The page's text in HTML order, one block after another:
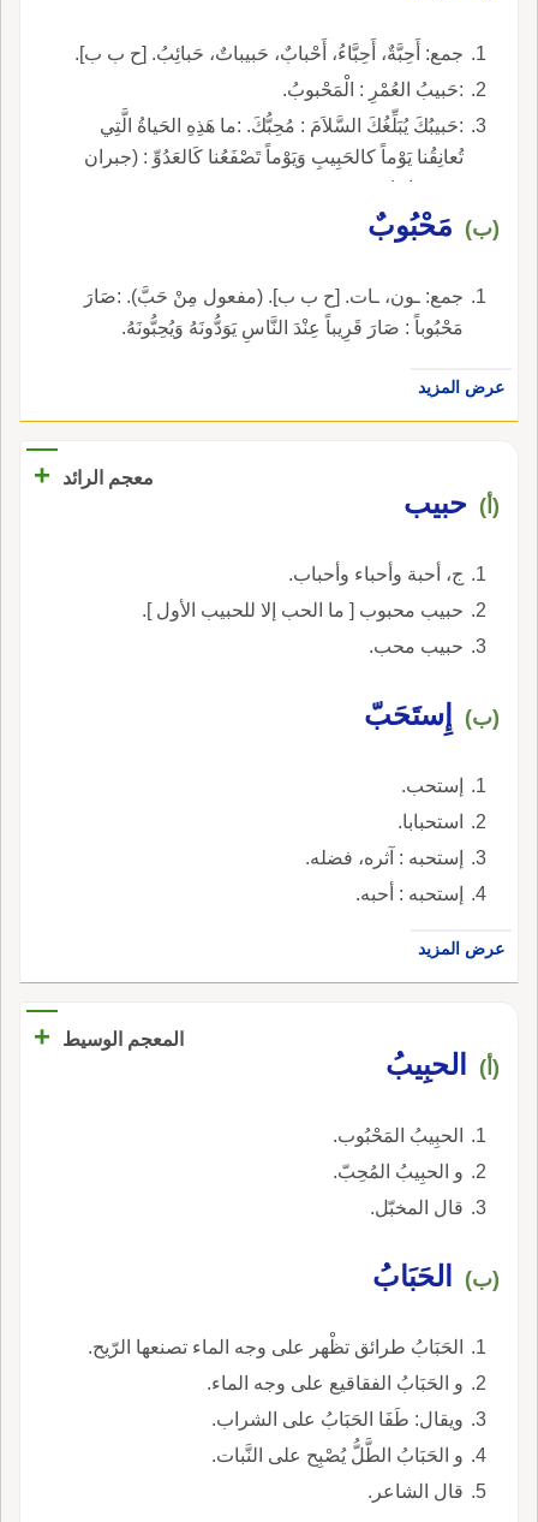
جمع: أَحِبَّةٌ، أَحِبَّاءُ، أَحْبابٌ، حَبيباتٌ، حَبائِبُ. [ح ب ب].
:حَبيبُ العُمْرِ : الْمَحْبوبُ.
:حَبيبُكَ يُبَلِّغُكَ السَّلاَمَ : مُحِبُّكَ. :ما هَذِهِ الحَياةُ الَّتِي
تُعانِقُنا يَوْماً كالحَبِيبِ وَيَوْماً تَصْفَعُنا كَالعَدُوِّ : (جبران
خ. جبران).
(ب) مَحْبُوبٌ
جمع: ـون، ـات. [ح ب ب]. (مفعول مِنْ حَبَّ). :صَارَ
مَحْبُوباً : صَارَ قَرِيباً عِنْدَ النَّاسِ يَوَدُّونَهُ وَيُحِبُّونَهُ.
عرض المزيد
معجم الرائد +
(أ) حبيب
ج، أحبة وأحباء وأحباب.
حبيب محبوب [ ما الحب إلا للحبيب الأول ].
حبيب محب.
(ب) إِستَحَبّ
إستحب.
استحبابا.
إستحبه : آثره، فضله.
إستحبه : أحبه.
عرض المزيد
المعجم الوسيط +
(أ) الحبِيبُ
الحبِيبُ المَحْبُوب.
و الحبِيبُ المُحِبّ.
قال المخبّل.
(ب) الحَبَابُ
الحَبَابُ طرائق تظْهر على وجه الماء تصنعها الرّيح.
و الحَبَابُ الفقاقيع على وجه الماء.
ويقال: طَفَا الحَبَابُ على الشراب.
و الحَبَابُ الطَّلُّ يُصْبِح على النَّبات.
قال الشاعر.